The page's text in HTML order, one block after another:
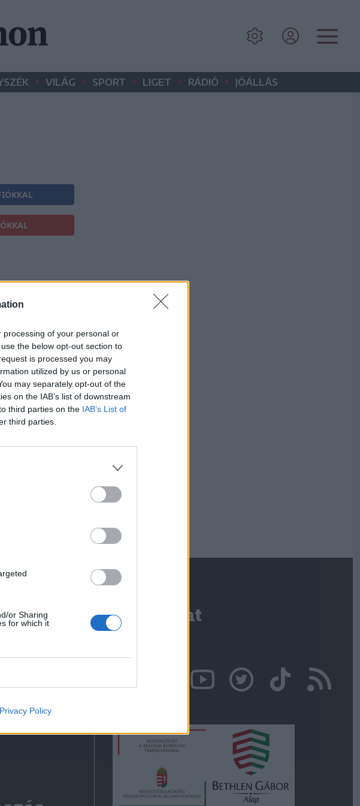
of your personal or
the below opt-out section to
is processed you may
utilized by us or personal
may separately opt-out of the
on the IAB’s list of downstream
third parties on the IAB’s List of
third parties.
or Sharing
for which it
Privacy Policy
• VILÁG • SPORT • LIGET • RÁDIÓ • JÓÁLLÁS
Kapcsolat